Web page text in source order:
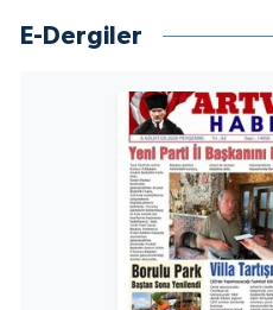
E-Dergiler